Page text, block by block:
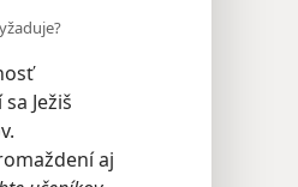
Ježiš
aj